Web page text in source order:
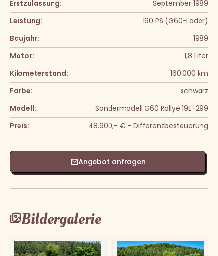
Erstzulassung:
September 1989
Leistung:
160 PS (G60-Lader)
Baujahr:
1989
Motor:
1,8 Liter
Kilometerstand:
160.000 km
Farbe:
schwarz
Modell:
Sondermodell G60 Rallye 19E-299
Preis:
48.900,- € - Differenzbesteuerung
Angebot anfragen
Bildergalerie